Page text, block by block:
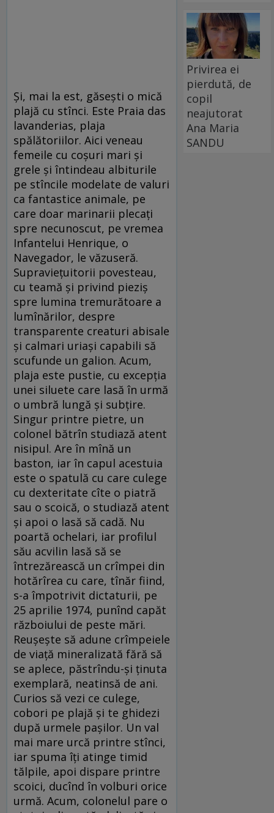
Și, mai la est, găsești o mică
plajă cu stînci. Este Praia das
lavanderias, plaja
spălătoriilor. Aici veneau
femeile cu coșuri mari și
grele și întindeau albiturile
pe stîncile modelate de valuri
ca fantastice animale, pe
care doar marinarii plecați
spre necunoscut, pe vremea
Infantelui Henrique, o
Navegador, le văzuseră.
Supraviețuitorii povesteau,
cu teamă și privind pieziș
spre lumina tremurătoare a
lumînărilor, despre
transparente creaturi abisale
și calmari uriași capabili să
scufunde un galion. Acum,
plaja este pustie, cu excepția
unei siluete care lasă în urmă
o umbră lungă și subțire.
Singur printre pietre, un
colonel bătrîn studiază atent
nisipul. Are în mînă un
baston, iar în capul acestuia
este o spatulă cu care culege
cu dexteritate cîte o piatră
sau o scoică, o studiază atent
și apoi o lasă să cadă. Nu
poartă ochelari, iar profilul
său acvilin lasă să se
întrezărească un crîmpei din
hotărîrea cu care, tînăr fiind,
s-a împotrivit dictaturii, pe
25 aprilie 1974, punînd capăt
războiului de peste mări.
Reușește să adune crîmpeiele
de viață mineralizată fără să
se aplece, păstrîndu-și ținuta
exemplară, neatinsă de ani.
Curios să vezi ce culege,
cobori pe plajă și te ghidezi
după urmele pașilor. Un val
mai mare urcă printre stînci,
iar spuma îți atinge timid
tălpile, apoi dispare printre
scoici, ducînd în volburi orice
urmă. Acum, colonelul pare o
Privirea ei
pierdută, de
copil
neajutorat
Ana Maria
SANDU